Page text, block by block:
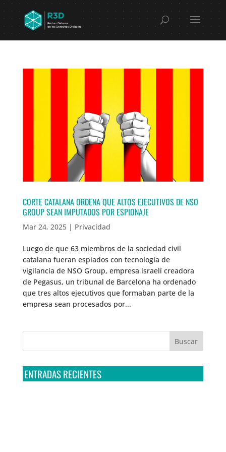
CORTE CATALANA ORDENA QUE ALTOS EJECUTIVOS DE NSO
GROUP SEAN IMPUTADOS POR ESPIONAJE
Mar 24, 2025| Privacidad
Luego de que 63 miembros de la sociedad civil
catalana fueran espiados con tecnología de
vigilancia de NSO Group, empresa israelí creadora
de Pegasus, un tribunal de Barcelona ha ordenado
que tres altos ejecutivos que formaban parte de la
empresa sean procesados por...
ENTRADAS RECIENTES